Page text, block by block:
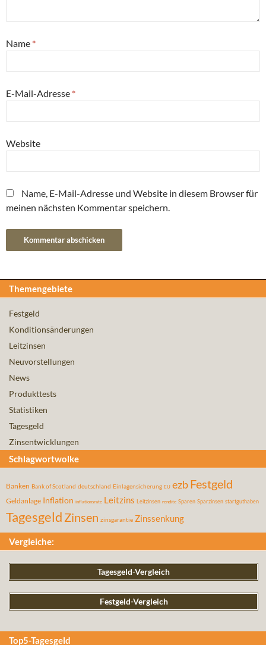
Name *
E-Mail-Adresse *
Website
Name, E-Mail-Adresse und Website in diesem Browser für
meinen nächsten Kommentar speichern.
Themengebiete
Festgeld
Konditionsänderungen
Leitzinsen
Neuvorstellungen
News
Produkttests
Statistiken
Tagesgeld
Zinsentwicklungen
Schlagwortwolke
Banken Bank of Scotland deutschland Einlagensicherung EU ezbFestgeld
Geldanlage Inflation inflationsrate Leitzins Leitzinsen rendite Sparen Sparzinsen startguthaben
Tagesgeld Zinsen zinsgarantie Zinssenkung
Vergleiche:
Tagesgeld-Vergleich
Festgeld-Vergleich
Top5-Tagesgeld